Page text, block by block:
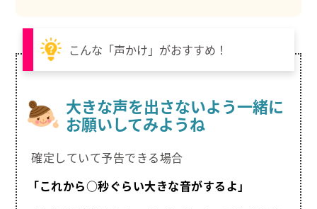
こんな「声かけ」がおすすめ！
大きな声を出さないよう一緒に
お願いしてみようね
確定していて予告できる場合
「これから○秒ぐらい大きな音がするよ」